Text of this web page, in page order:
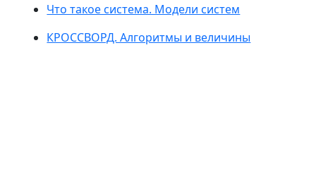
Что такое система. Модели систем
КРОССВОРД. Алгоритмы и величины